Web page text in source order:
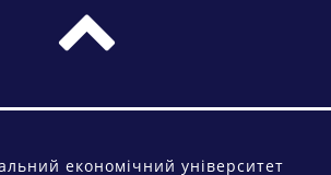
економічний університет